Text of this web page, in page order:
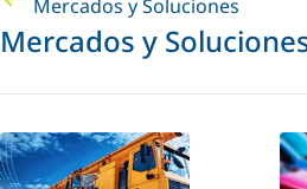
Mercados y Soluciones
Mercados y